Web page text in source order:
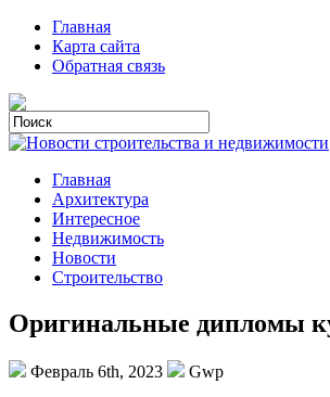
Главная
Карта сайта
Обратная связь
Главная
Архитектура
Интересное
Недвижимость
Новости
Строительство
Оригинальные дипломы
Февраль 6th, 2023
Gwp